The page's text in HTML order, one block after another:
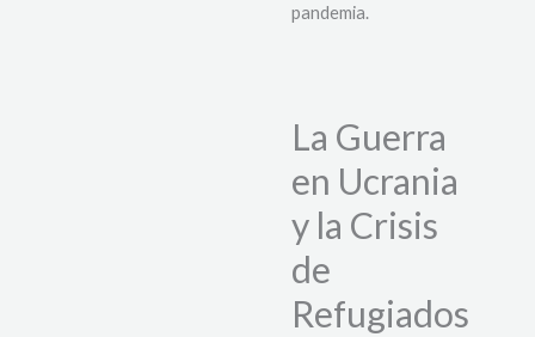
pandemia.
La Guerra
en Ucrania
y la Crisis
de
Refugiados